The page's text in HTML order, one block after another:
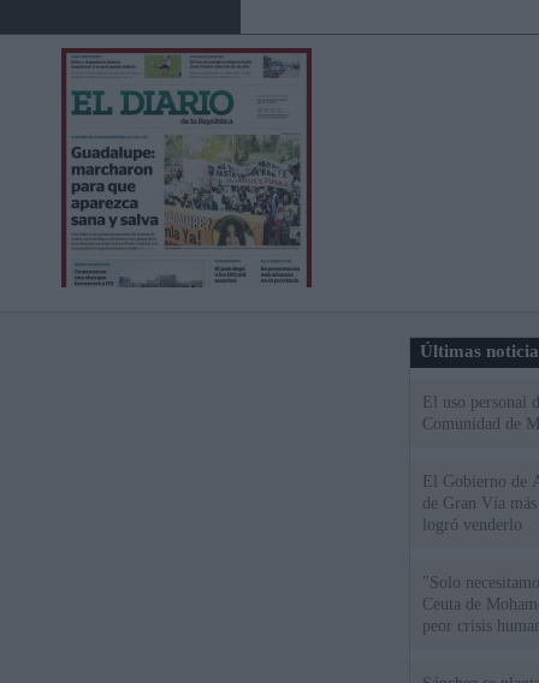
Últimas
El uso personal
Comunidad de
El Gobierno de
de Gran Vía
logró venderlo
"Solo
Ceuta de
peor crisis